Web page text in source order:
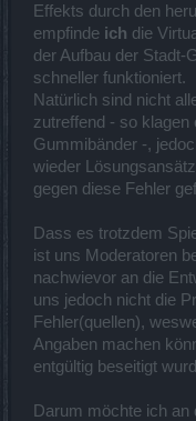
Effekts durch den
empfinde ich die
der Aufbau der Stadt-
schneller funktioniert.
Natürlich sind nicht
zutreffend - so
Gummibänder -,
wieder
gegen diese Fehler
Dass es trotzdem
ist uns Moderatoren
nachwievor an die
uns jedoch nicht die
Fehler(quellen),
Angaben machen
entgültig beseitigt
Darum möchte ich an